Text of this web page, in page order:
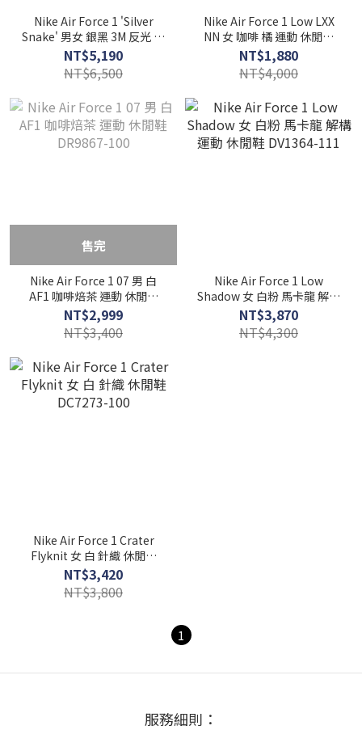
Nike Air Force 1 'Silver
Snake' 男女 銀黑 3M 反光 蛇
紋 休閒鞋 DJ6033-001
NT$5,190
NT$6,500
Nike Air Force 1 Low LXX
NN 女 咖啡 橘 運動 休閒鞋
DH0775-200
NT$1,880
NT$4,000
售完
Nike Air Force 1 07 男 白
AF1 咖啡焙茶 運動 休閒鞋
DR9867-100
NT$2,999
NT$3,400
Nike Air Force 1 Low
Shadow 女 白粉 馬卡龍 解構
運動 休閒鞋 DV1364-111
NT$3,870
NT$4,300
Nike Air Force 1 Crater
Flyknit 女 白 針織 休閒鞋
DC7273-100
NT$3,420
NT$3,800
1
服務細則：